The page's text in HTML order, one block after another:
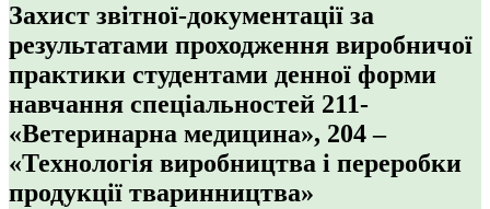
Захист звітної-документації за
результатами проходження виробничої
практики студентами денної форми
навчання спеціальностей 211-
«Ветеринарна медицина», 204 –
«Технологія виробництва і переробки
продукції тваринництва»